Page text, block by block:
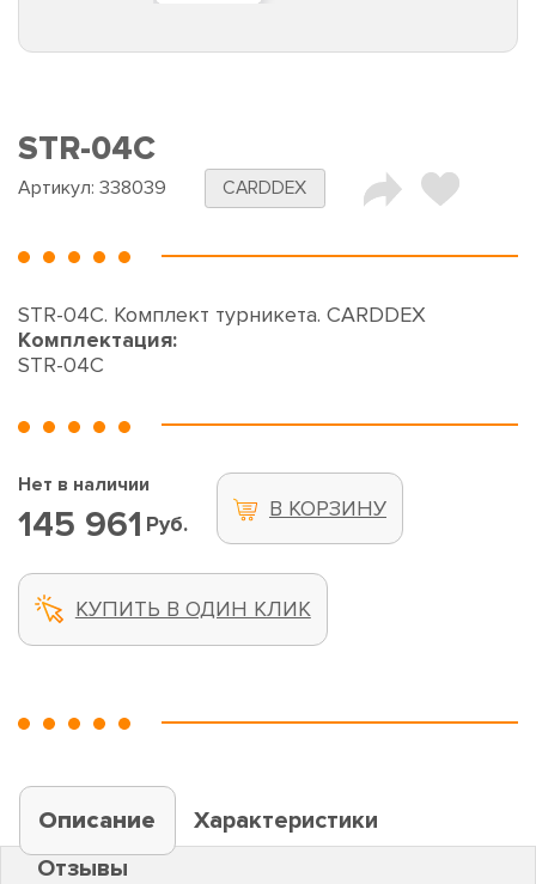
STR-04C
Артикул: 338039 CARDDEX
STR-04C. Комплект турникета. CARDDEX
Комплектация:
STR-04C
Нет в наличии
145 961 Руб.
В КОРЗИНУ
КУПИТЬ В ОДИН КЛИК
Описание
Характеристики
Отзывы